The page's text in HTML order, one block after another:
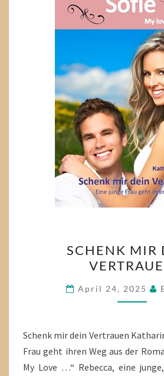
MIR
DEIN
SCHENK MIR
April 24, 2025
Schenk mir dein Vertrauen
Frau geht ihren Weg aus der
My Love …“ Rebecca, eine